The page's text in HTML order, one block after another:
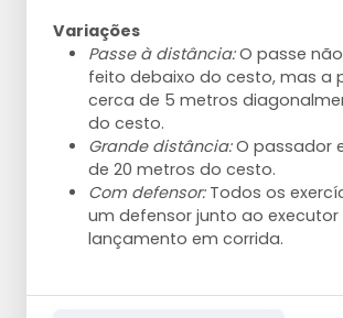
Variações
Passe à distância:O passe
feito debaixo do cesto, mas a
cerca de 5 metros
do cesto.
Grande distância:O passador
de 20 metros do cesto.
Com defensor:Todos os
um defensor junto ao executor
lançamento em corrida.